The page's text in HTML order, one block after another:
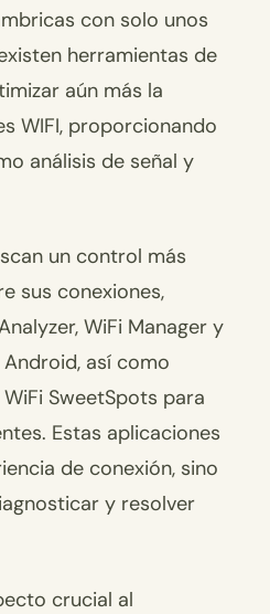
con solo unos
herramientas de
aún más la
WIFI, proporcionando
análisis de señal y
un control más
sus conexiones,
WiFi Manager y
así como
SweetSpots para
Estas aplicaciones
de conexión, sino
y resolver
crucial al